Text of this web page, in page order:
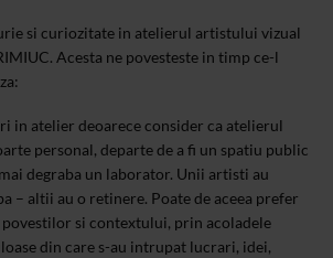
si curiozitate in atelierul artistului vizual
Acesta ne povesteste in timp ce-l
in atelier deoarece consider ca atelierul
personal, departe de a fi un spatiu public
degraba un laborator. Unii artisti au
– altii au o retinere. Poate de aceea prefer
si contextului, prin acoladele
din care s-au intrupat lucrari, idei,